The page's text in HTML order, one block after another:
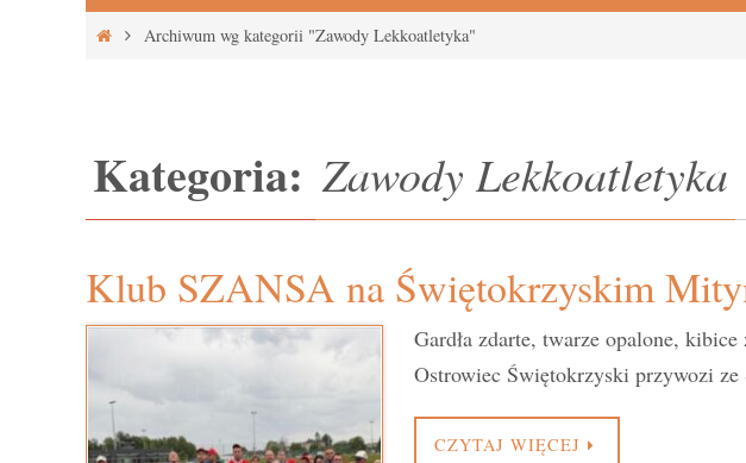
treści
StronaArchiwum wg kategorii "Zawody Lekkoatletyka"
Kategoria: Zawody Lekkoatletyka
Klub SZANSA na Świętokrzyskim
Gardła zdarte, twarze opalone,
Ostrowiec Świętokrzyski przywozi
CZYTAJ WIĘCEJ